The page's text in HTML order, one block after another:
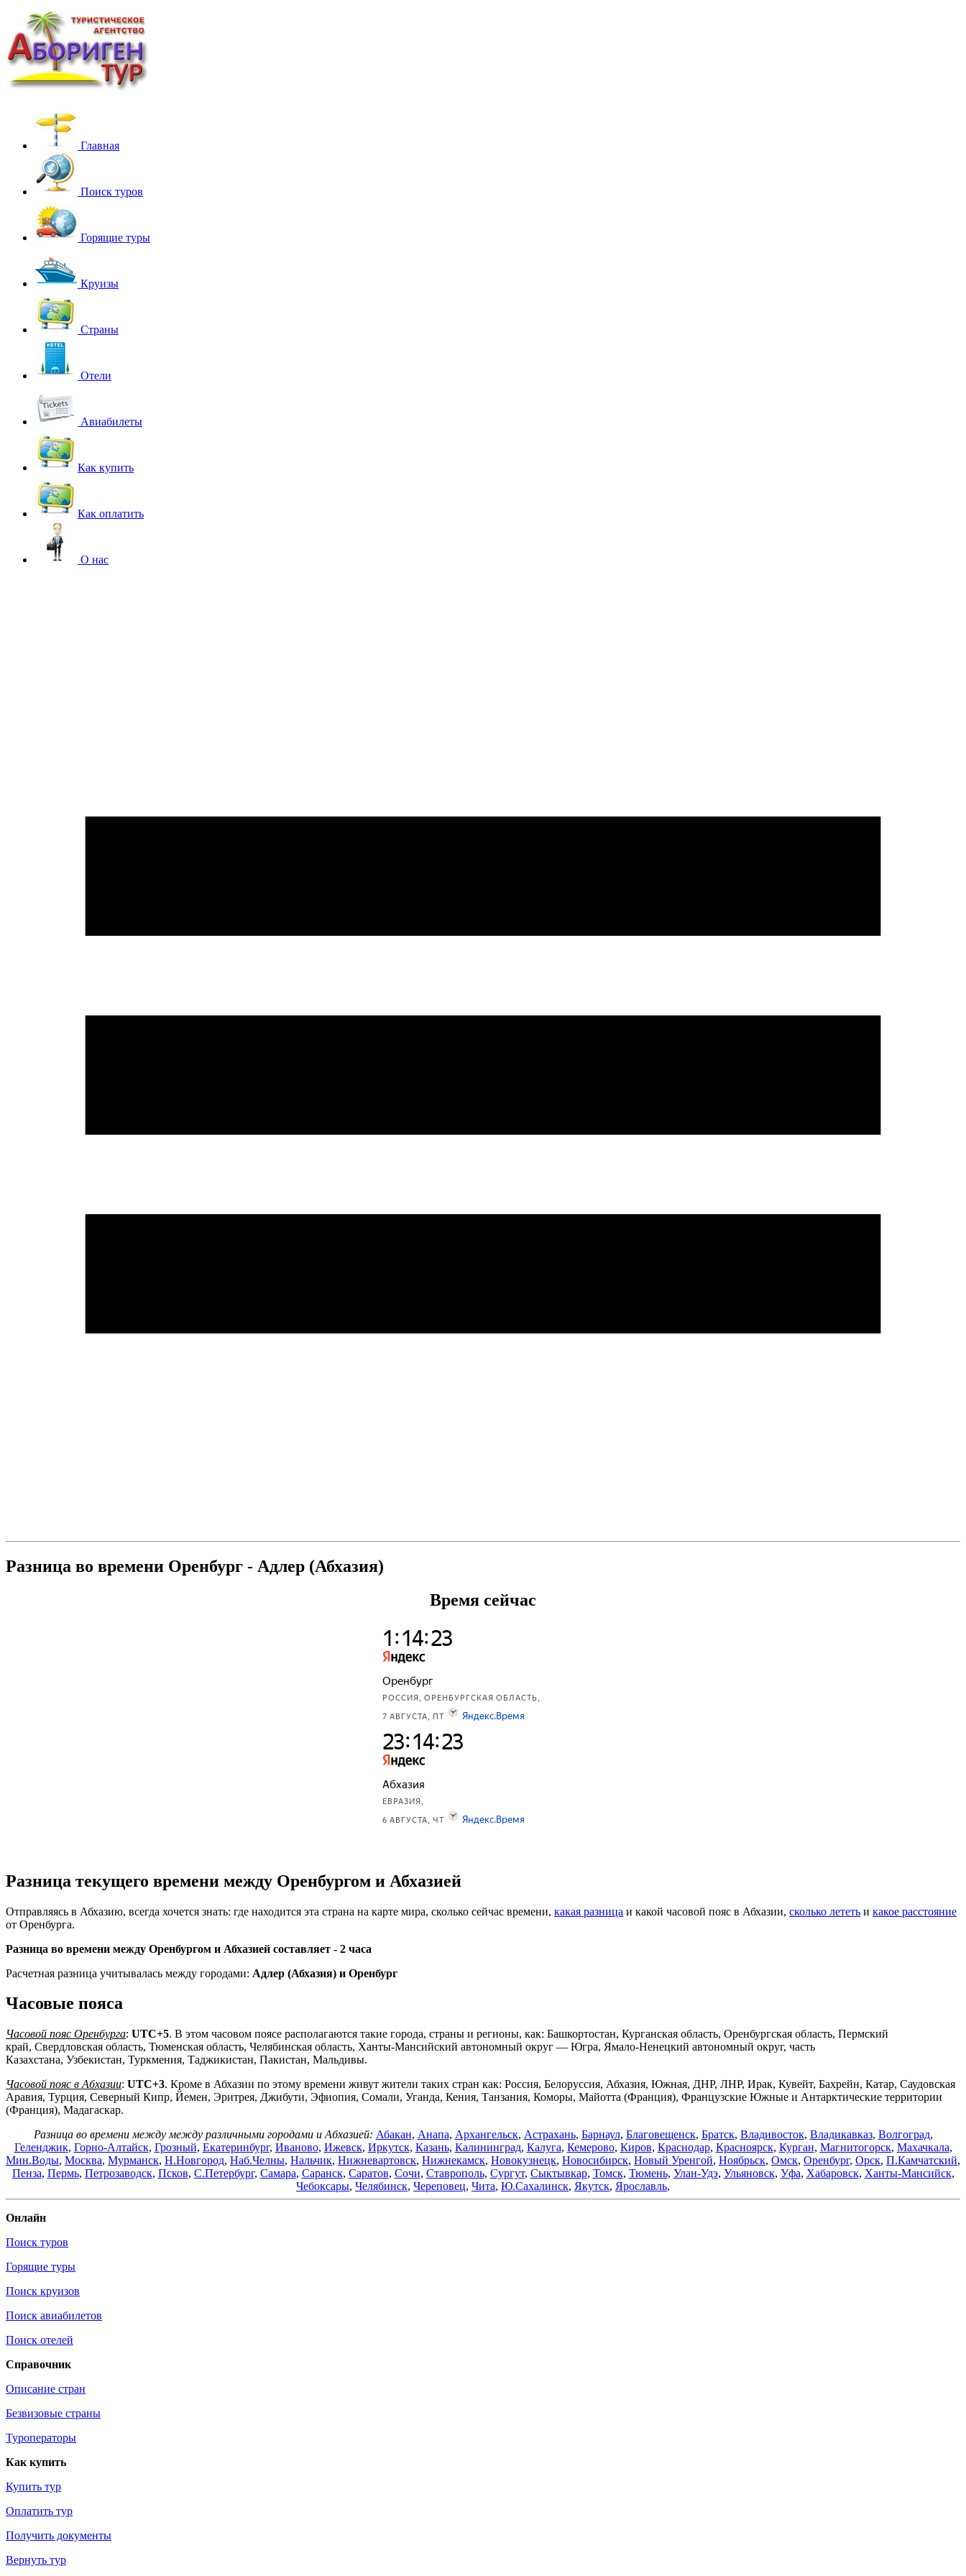
Главная
Поиск туров
Горящие туры
Круизы
Страны
Отели
Авиабилеты
Как купить
Как оплатить
О нас
Разница во времени Оренбург - Адлер (Абхазия)
Время сейчас
Разница текущего времени между Оренбургом и Абхазией
Отправляясь в Абхазию, всегда хочется знать: где находится эта страна на карте мира, сколько сейчас времени, какая разница и какой часовой пояс в Абхазии, сколько лететь и какое расстояние
от Оренбурга.
Разница во времени между Оренбургом и Абхазией составляет - 2 часа
Расчетная разница учитывалась между городами: Адлер (Абхазия) и Оренбург
Часовые пояса
Часовой пояс Оренбурга: UTC+5. В этом часовом поясе располагаются такие города, страны и регионы, как: Башкортостан, Курганская область, Оренбургская область, Пермский
край, Свердловская область, Тюменская область, Челябинская область, Ханты-Мансийский автономный округ — Югра, Ямало-Ненецкий автономный округ, часть
Казахстана, Узбекистан, Туркмения, Таджикистан, Пакистан, Мальдивы.
Часовой пояс в Абхазии: UTC+3. Кроме в Абхазии по этому времени живут жители таких стран как: Россия, Белоруссия, Абхазия, Южная, ДНР, ЛНР, Ирак, Кувейт, Бахрейн, Катар, Саудовская
Аравия, Турция, Северный Кипр, Йемен, Эритрея, Джибути, Эфиопия, Сомали, Уганда, Кения, Танзания, Коморы, Майотта (Франция), Французские Южные и Антарктические территории
(Франция), Мадагаскар.
Разница во времени между между различными городами и Абхазией: Абакан, Анапа, Архангельск, Астрахань, Барнаул, Благовещенск, Братск, Владивосток, Владикавказ, Волгоград,
Геленджик, Горно-Алтайск, Грозный, Екатеринбург, Иваново, Ижевск, Иркутск, Казань, Калининград, Калуга, Кемерово, Киров, Краснодар, Красноярск, Курган, Магнитогорск, Махачкала,
Мин.Воды, Москва, Мурманск, Н.Новгород, Наб.Челны, Нальчик, Нижневартовск, Нижнекамск, Новокузнецк, Новосибирск, Новый Уренгой, Ноябрьск, Омск, Оренбург, Орск, П.Камчатский,
Пенза, Пермь, Петрозаводск, Псков, С.Петербург, Самара, Саранск, Саратов, Сочи, Ставрополь, Сургут, Сыктывкар, Томск, Тюмень, Улан-Удэ, Ульяновск, Уфа, Хабаровск, Ханты-Мансийск,
Чебоксары, Челябинск, Череповец, Чита, Ю.Сахалинск, Якутск, Ярославль,
Онлайн
Поиск туров
Горящие туры
Поиск круизов
Поиск авиабилетов
Поиск отелей
Справочник
Описание стран
Безвизовые страны
Туроператоры
Как купить
Купить тур
Оплатить тур
Получить документы
Вернуть тур